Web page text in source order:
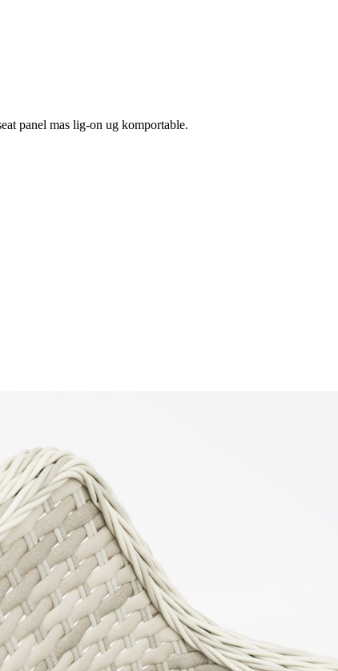
panel mas lig-on ug komportable.